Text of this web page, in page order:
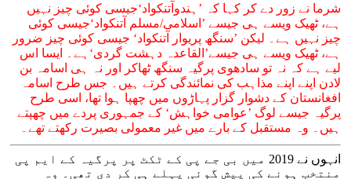
شرما نے زور دے کر کہا کہ ’ہندوآتنکواد‘جیسی کوئی چیز نہیں
ہے، ٹھیک ویسے ہی جیسے ’اسلامی/مسلم آتنکواد‘جیسی کوئی
چیز نہیں ہے۔ لیکن ’سنگھ پریوار آتنکواد‘ جیسی کوئی چیز ضرور
ہے، ٹھیک ویسے ہی جیسے’القاعدہ دہشت گردی‘ہے۔ ایسا اس
لیے ہے کہ نہ تو سادھوی پرگیہ سنگھ ٹھاکر اور نہ ہی اسامہ بن
لادن اپنے اپنے مذاہب کی نمائندگی کرتے ہیں۔ جس طرح اسامہ
افغانستان کے دشوار گزار پہاڑوں میں چھپا ہوا تھا، اسی طرح
پرگیہ جیسے لوگ ’عوامی خواہش‘ کے جمہوری پردے میں چھپتے
ہیں۔ وہ مستقبل کے بارے میں غیر معمولی بصیرت رکھتے تھے۔
انہوں نے 2019 میں بی جے پی کے ٹکٹ پر پرگیہ کے ایم پی
منتخب ہونے کی پیش گوئی پہلے ہی کر دی تھی۔ وہ